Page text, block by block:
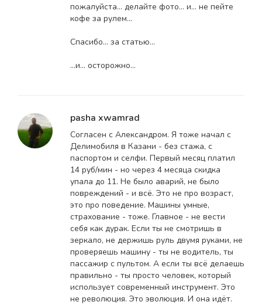
пожалуйста... делайте фото... и... не пейте
кофе за рулем...
Спасибо... за статью...
...и... осторожно...
pasha xwamrad
Согласен с Александром. Я тоже начал с
Делимобиля в Казани - без стажа, с
паспортом и селфи. Первый месяц платил
14 руб/мин - но через 4 месяца скидка
упала до 11. Не было аварий, не было
повреждений - и всё. Это не про возраст,
это про поведение. Машины умные,
страхование - тоже. Главное - не вести
себя как дурак. Если ты не смотришь в
зеркало, не держишь руль двумя руками, не
проверяешь машину - ты не водитель, ты
пассажир с пультом. А если ты всё делаешь
правильно - ты просто человек, который
использует современный инструмент. Это
не революция. Это эволюция. И она идёт.